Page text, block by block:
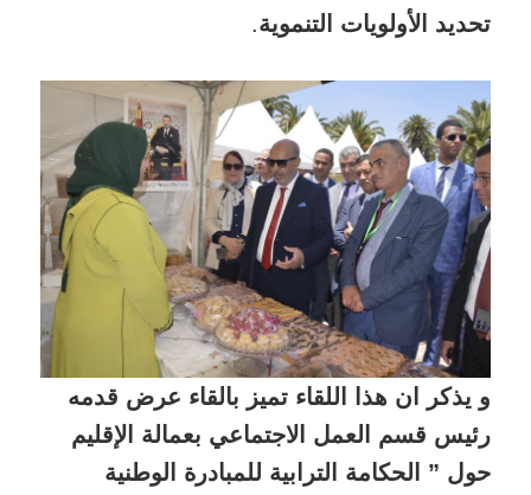
تحديد الأولويات التنموية.
و يذكر ان هذا اللقاء تميز بالقاء عرض قدمه
رئيس قسم العمل الاجتماعي بعمالة الإقليم
حول ” الحكامة الترابية للمبادرة الوطنية